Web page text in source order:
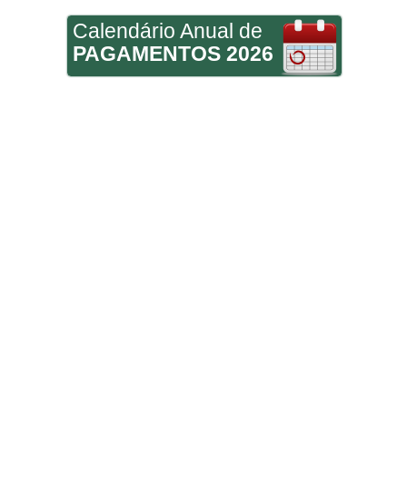
Calendário Anual de
PAGAMENTOS 2026